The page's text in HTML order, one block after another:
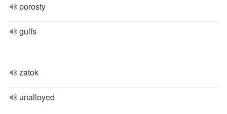
porosty
gulfs
zatok
unalloyed